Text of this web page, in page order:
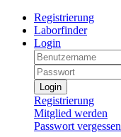
Registrierung
Laborfinder
Login
Login
Registrierung
Mitglied werden
Passwort vergessen